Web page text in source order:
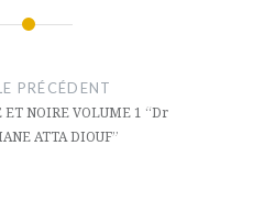
PRÉCÉDENT
ET NOIRE VOLUME 1 “Dr
ATTA DIOUF”